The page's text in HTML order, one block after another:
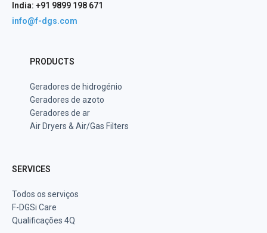
India: +91 9899 198 671
info@f-dgs.com
PRODUCTS
Geradores de hidrogénio
Geradores de azoto
Geradores de ar
Air Dryers & Air/Gas Filters
SERVICES
Todos os serviços
F-DGSi Care
Qualificações 4Q